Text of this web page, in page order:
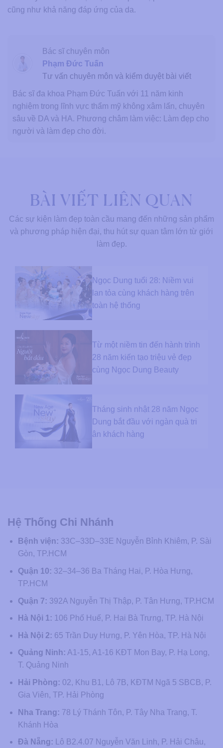
cũng như khả năng đáp ứng của da.
Bác sĩ chuyên môn
Phạm Đức Tuấn
Tư vấn chuyên môn và kiểm duyệt bài viết
Bác sĩ đa khoa Phạm Đức Tuấn với 11 năm kinh
nghiệm trong lĩnh vực thẩm mỹ không xâm lấn, chuyên
sâu về DA và HA. Phương châm làm việc: Làm đẹp cho
người và làm đẹp cho đời.
BÀI VIẾT LIÊN QUAN
Các sự kiện làm đẹp toàn cầu mang đến những sản phẩm
và phương pháp hiện đại, thu hút sự quan tâm lớn từ giới
làm đẹp.
Ngọc Dung tuổi 28: Niềm vui
lan tỏa cùng khách hàng trên
toàn hệ thống
Từ một niềm tin đến hành trình
28 năm kiến tạo triệu vẻ đẹp
cùng Ngọc Dung Beauty
Tháng sinh nhật 28 năm Ngọc
Dung bắt đầu với ngàn quà tri
ân khách hàng
Hệ Thống Chi Nhánh
Bệnh viện: 33C–33D–33E Nguyễn Bỉnh Khiêm, P. Sài
Gòn, TP.HCM
Quận 10: 32–34–36 Ba Tháng Hai, P. Hòa Hưng,
TP.HCM
Quận 7: 392A Nguyễn Thị Thập, P. Tân Hưng, TP.HCM
Hà Nội 1: 106 Phố Huế, P. Hai Bà Trưng, TP. Hà Nội
Hà Nội 2: 65 Trần Duy Hưng, P. Yên Hòa, TP. Hà Nội
Quảng Ninh: A1-15, A1-16 KĐT Mon Bay, P. Hạ Long,
T. Quảng Ninh
Hải Phòng: 02, Khu B1, Lô 7B, KĐTM Ngã 5 SBCB, P.
Gia Viên, TP. Hải Phòng
Nha Trang: 78 Lý Thánh Tôn, P. Tây Nha Trang, T.
Khánh Hòa
Đà Nẵng: Lô B2.4.07 Nguyễn Văn Linh, P. Hải Châu,